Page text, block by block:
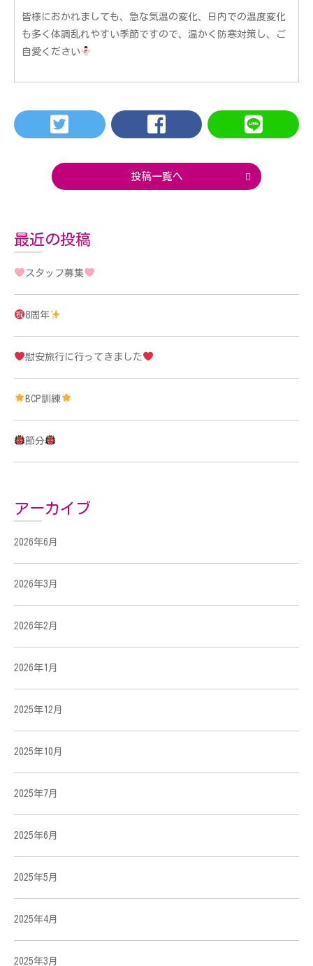
皆様におかれましても、急な気温の変化、日内での温度変化
も多く体調乱れやすい季節ですので、温かく防寒対策し、ご
自愛ください
投稿一覧へ
最近の投稿
スタッフ募集
8周年
慰安旅行に行ってきました
BCP訓練
節分
アーカイブ
2026年6月
2026年3月
2026年2月
2026年1月
2025年12月
2025年10月
2025年7月
2025年6月
2025年5月
2025年4月
2025年3月